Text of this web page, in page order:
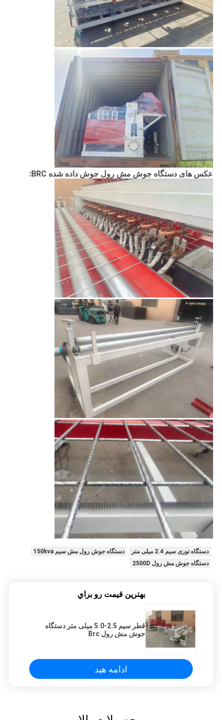
عکس های دستگاه جوش مش رول جوش داده شده BRC:
دستگاه توری سیم 2.4 میلی متر
دستگاه جوش رول مش سیم 150kva
دستگاه جوش مش رول 2500D
بهترين قيمت رو براي
قطر سیم 2.5-5.0 میلی متر دستگاه
جوش مش رول Brc
ادامه هید